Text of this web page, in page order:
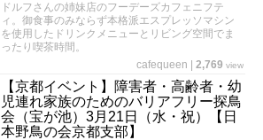
ドルフさんの姉妹店のフーデーズカフェニフテ
ィ。御食事のみならず本格派エスプレッソマシン
を使用したドリンクメニューとリビング空間でま
ったり喫茶時間。
cafequeen
2,769 view
【京都イベント】障害者・高齢者・幼
児連れ家族のためのバリアフリー探鳥
会（宝が池）3月21日（水・祝）【日
本野鳥の会京都支部】